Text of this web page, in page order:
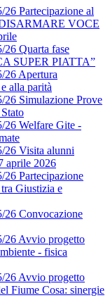
26 Partecipazione al
VOCE
26 Quarta fase
SUPER PIATTA”
26 Apertura
alla parità
26 Simulazione Prove
26 Welfare Gite -
26 Visita alunni
aprile 2026
26 Partecipazione
Giustizia e
26 Convocazione
26 Avvio progetto
- fisica
26 Avvio progetto
Fiume Cosa: sinergie